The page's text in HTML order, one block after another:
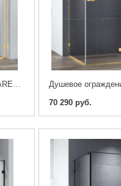
Душевое ограждение CEZARES BELLAGIO-AH-1-120/80-C-BORO
70 290 руб.